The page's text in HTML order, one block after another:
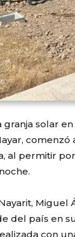
granja solar
comenzó
al permitir
Miguel
del país en
con